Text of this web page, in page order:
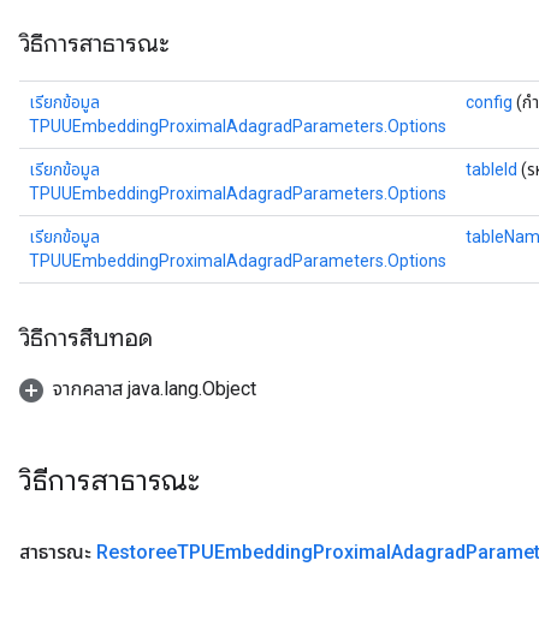
วิธีการสาธารณะ
เรียกข้อมูล
TPUUEmbeddingProximalAdagradParameters.Options
config (ก
เรียกข้อมูล
TPUUEmbeddingProximalAdagradParameters.Options
tableId (ร
เรียกข้อมูล
TPUUEmbeddingProximalAdagradParameters.Options
วิธีการสืบทอด
จากคลาส java.lang.Object
วิธีการสาธารณะ
สาธารณะ RestoreeTPUEmbeddingProximalAdagrad